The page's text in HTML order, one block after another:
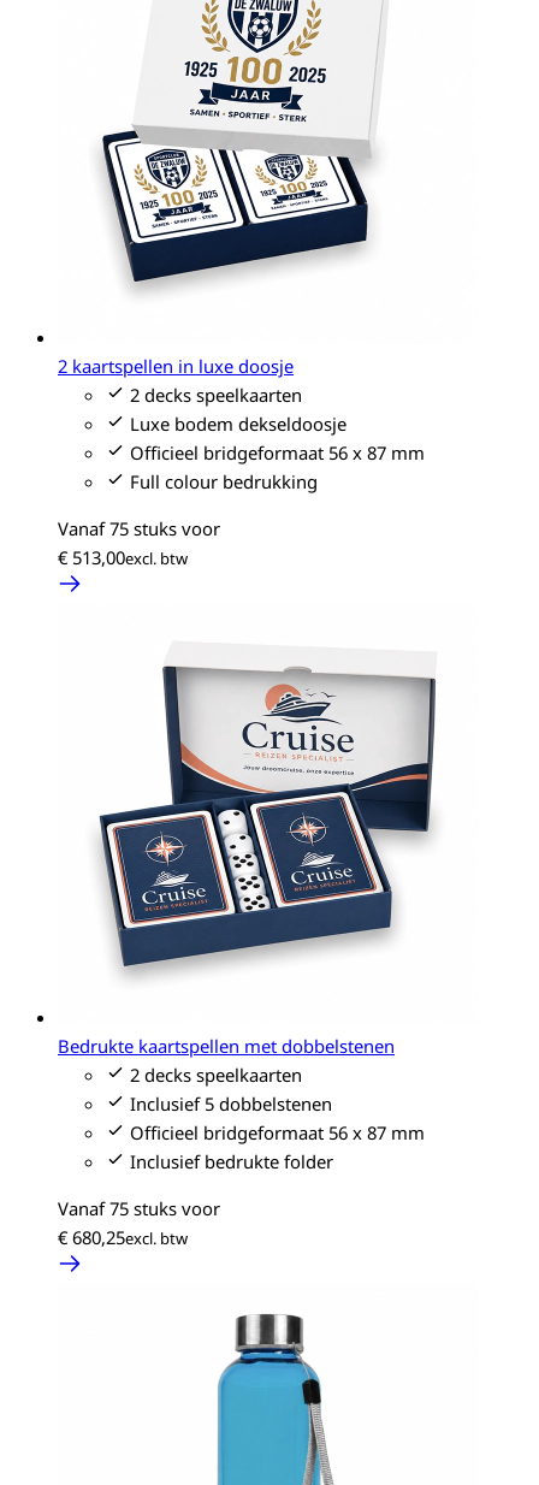
2 kaartspellen in luxe doosje
2 decks speelkaarten
Luxe bodem dekseldoosje
Officieel bridgeformaat 56 x 87 mm
Full colour bedrukking
Vanaf 75 stuks voor
€ 513,00
Bedrukte kaartspellen met dobbelstenen
2 decks speelkaarten
Inclusief 5 dobbelstenen
Officieel bridgeformaat 56 x 87 mm
Inclusief bedrukte folder
Vanaf 75 stuks voor
€ 680,25